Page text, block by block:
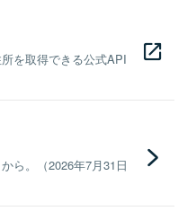
を取得できる公式API
ら。（2026年7月31日